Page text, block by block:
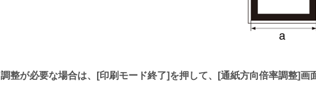
調整が必要な場合は、 印刷モード終了 を押して、 通紙方向倍率調整 画